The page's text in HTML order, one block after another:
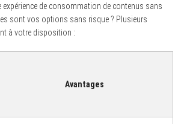
expérience de consommation de contenus sans
sont vos options sans risque ? Plusieurs
à votre disposition :
Avantages